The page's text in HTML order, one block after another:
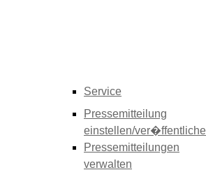
Service
Pressemitteilung
einstellen/
Pressemitteilungen
verwalten